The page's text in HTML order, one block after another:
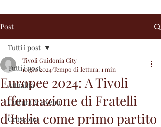
Post
Tutti i post
Attualità
Cultura & Eventi
Oroscopo
Tutti i post
Europee 2024: A Tivoli
affermazione di Fratelli
d'Italia come primo partito
Tivoli Guidonia City
10 giu 2024Tempo di lettura: 1 min